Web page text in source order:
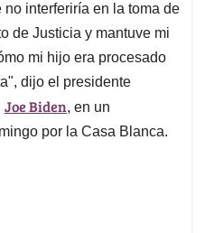
interferiría en la toma de
de Justicia y mantuve mi
mi hijo era procesado
dijo el presidente
Joe Biden, en un
por la Casa Blanca.